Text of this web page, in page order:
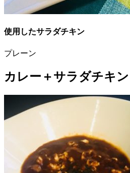
使用したサラダチキン
プレーン
カレー＋サラダチキン